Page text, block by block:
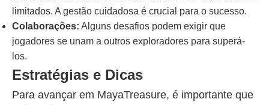
limitados. A gestão cuidadosa é crucial para o sucesso.
Colaborações: Alguns desafios podem exigir que
jogadores se unam a outros exploradores para superá-
los.
Estratégias e Dicas
Para avançar em MayaTreasure, é importante que